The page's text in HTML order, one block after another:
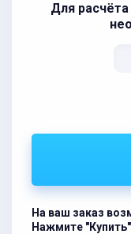
Для
На ваш заказ
Нажмите